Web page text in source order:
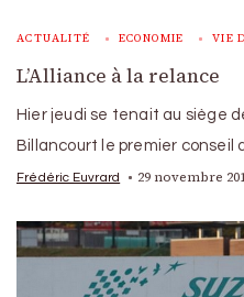
ACTUALITÉ ECONOMIE VIE
L’Alliance à la relance
Hier jeudi se tenait au siège
Billancourt le premier conseil
Frédéric Euvrard 29 novembre